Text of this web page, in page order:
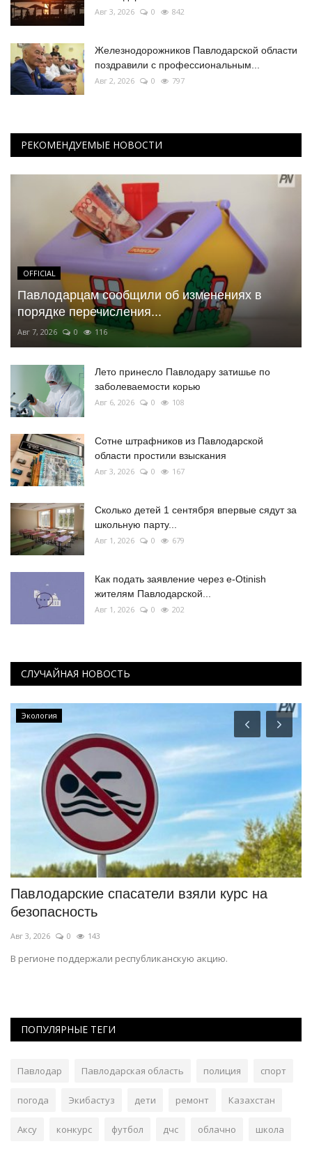
Авг 3, 2026 0 842
Железнодорожников Павлодарской области
поздравили с профессиональным...
Авг 2, 2026 0 797
РЕКОМЕНДУЕМЫЕ НОВОСТИ
OFFICIAL
Павлодарцам сообщили об изменениях в
порядке перечисления...
Авг 7, 2026 0 116
Лето принесло Павлодару затишье по
заболеваемости корью
Авг 6, 2026 0 108
Сотне штрафников из Павлодарской
области простили взыскания
Авг 3, 2026 0 167
Сколько детей 1 сентября впервые сядут за
школьную парту...
Авг 1, 2026 0 679
Как подать заявление через e-Otinish
жителям Павлодарской...
Авг 1, 2026 0 202
СЛУЧАЙНАЯ НОВОСТЬ
Экология
Павлодарские спасатели взяли курс на
безопасность
Авг 3, 2026 0 143
В регионе поддержали республиканскую акцию.
ПОПУЛЯРНЫЕ ТЕГИ
Павлодар Павлодарская область полиция спорт
погода Экибастуз дети ремонт Казахстан
Аксу конкурс футбол дчс облачно школа